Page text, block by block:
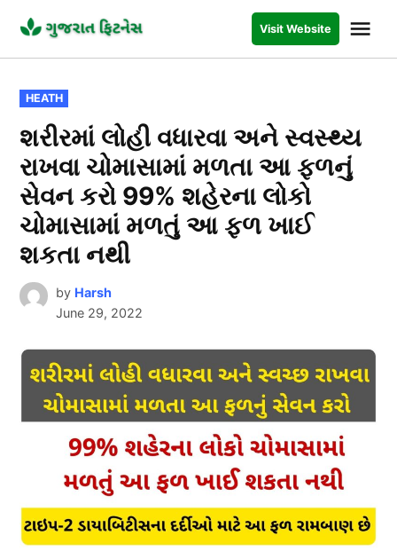
content
FITNESS
Visit Website
POSTED
IN
HEATH
શરીરમાં લોહી વધારવા અને સ્વસ્થ્ય
રાખવા ચોમાસામાં મળતા આ ફળનું
સેવન કરો 99% શહેરના લોકો
ચોમાસામાં મળતું આ ફળ ખાઈ
શકતા નથી
by Harsh
June 29, 2022